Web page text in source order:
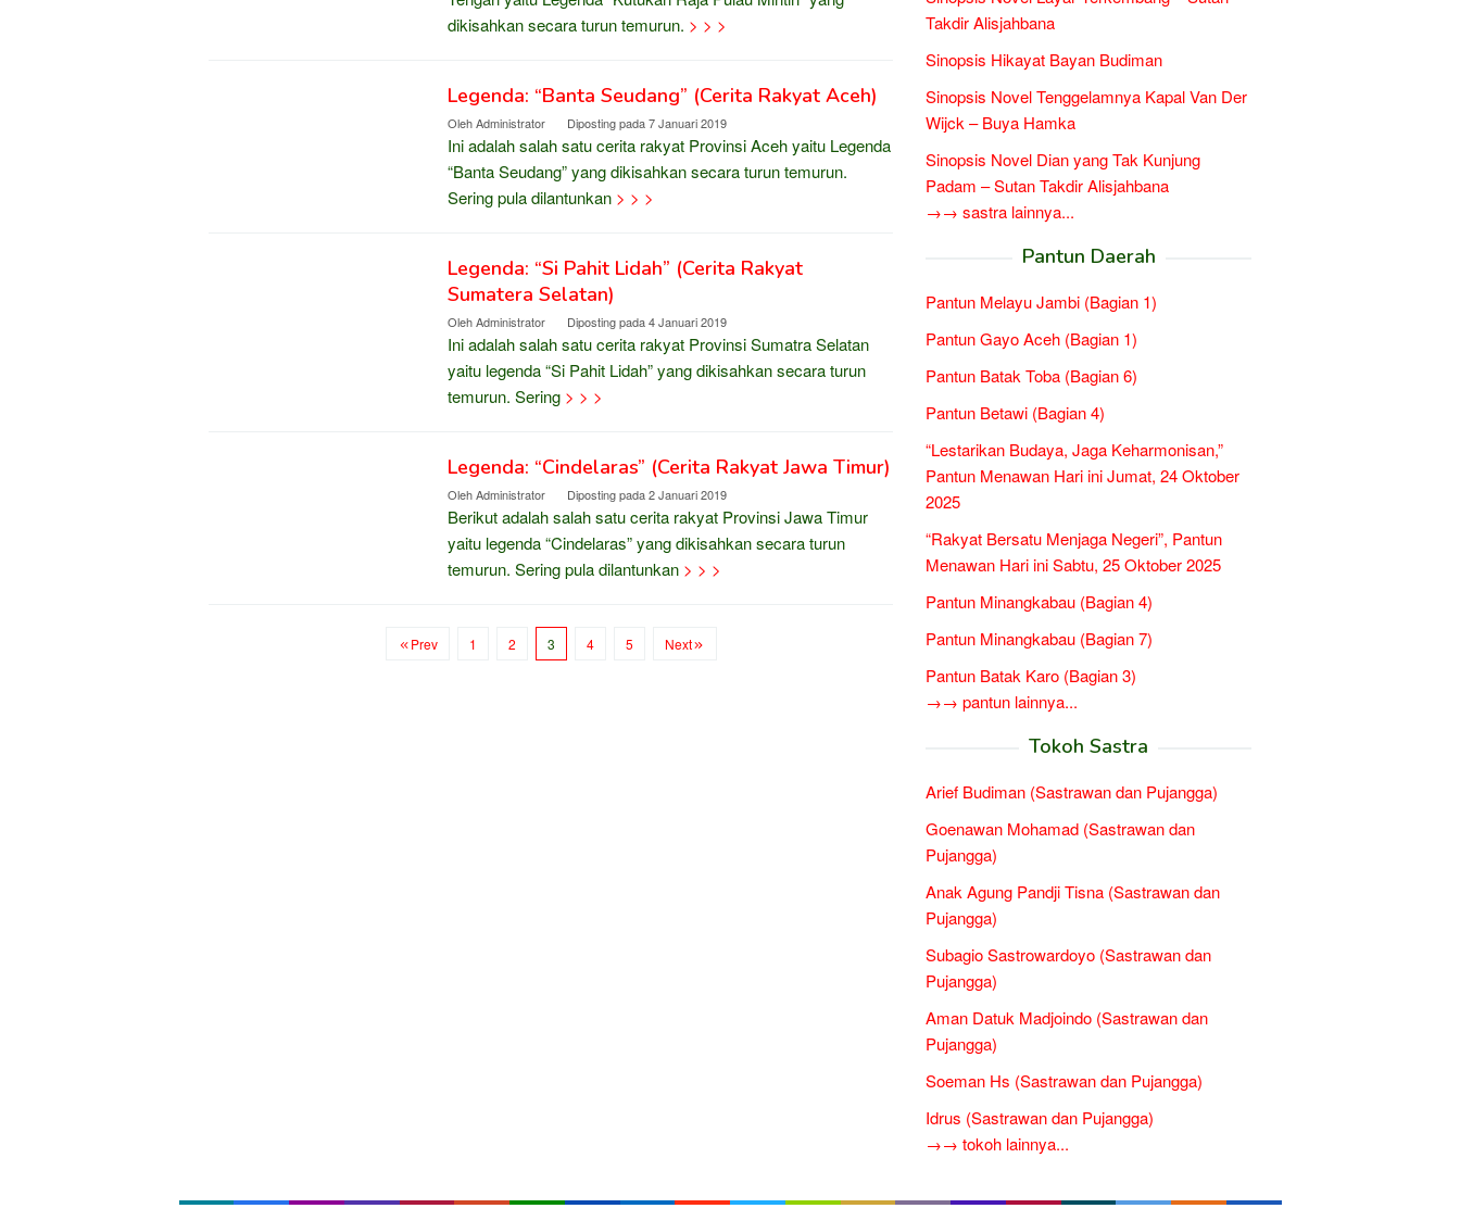
dikisahkan secara turun temurun. > > >
Legenda: “Banta Seudang” (Cerita Rakyat Aceh)
OlehAdministrator Diposting pada7 Januari 2019
Ini adalah salah satu cerita rakyat Provinsi Aceh yaitu Legenda
“Banta Seudang” yang dikisahkan secara turun temurun.
Sering pula dilantunkan > > >
Legenda: “Si Pahit Lidah” (Cerita Rakyat
Sumatera Selatan)
OlehAdministrator Diposting pada4 Januari 2019
Ini adalah salah satu cerita rakyat Provinsi Sumatra Selatan
yaitu legenda “Si Pahit Lidah” yang dikisahkan secara turun
temurun. Sering > > >
Legenda: “Cindelaras” (Cerita Rakyat Jawa Timur)
OlehAdministrator Diposting pada2 Januari 2019
Berikut adalah salah satu cerita rakyat Provinsi Jawa Timur
yaitu legenda “Cindelaras” yang dikisahkan secara turun
temurun. Sering pula dilantunkan > > >
Prev 1 2 3 4 5 Next
Takdir Alisjahbana
Sinopsis Hikayat Bayan Budiman
Sinopsis Novel Tenggelamnya Kapal Van Der
Wijck – Buya Hamka
Sinopsis Novel Dian yang Tak Kunjung
Padam – Sutan Takdir Alisjahbana
→→ sastra lainnya...
Pantun Daerah
Pantun Melayu Jambi (Bagian 1)
Pantun Gayo Aceh (Bagian 1)
Pantun Batak Toba (Bagian 6)
Pantun Betawi (Bagian 4)
“Lestarikan Budaya, Jaga Keharmonisan,”
Pantun Menawan Hari ini Jumat, 24 Oktober
2025
“Rakyat Bersatu Menjaga Negeri”, Pantun
Menawan Hari ini Sabtu, 25 Oktober 2025
Pantun Minangkabau (Bagian 4)
Pantun Minangkabau (Bagian 7)
Pantun Batak Karo (Bagian 3)
→→ pantun lainnya...
Tokoh Sastra
Arief Budiman (Sastrawan dan Pujangga)
Goenawan Mohamad (Sastrawan dan
Pujangga)
Anak Agung Pandji Tisna (Sastrawan dan
Pujangga)
Subagio Sastrowardoyo (Sastrawan dan
Pujangga)
Aman Datuk Madjoindo (Sastrawan dan
Pujangga)
Soeman Hs (Sastrawan dan Pujangga)
Idrus (Sastrawan dan Pujangga)
→→ tokoh lainnya...